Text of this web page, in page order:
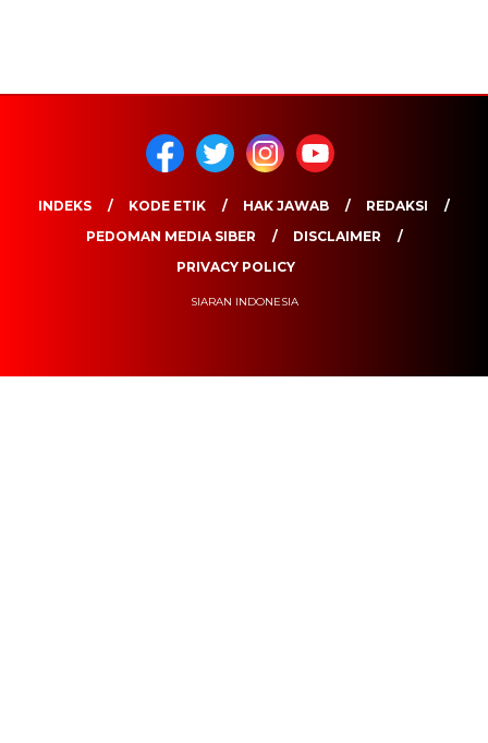
INDEKS KODE ETIK HAK JAWAB
REDAKSI
PEDOMAN MEDIA SIBER
DISCLAIMER
PRIVACY POLICY
SIARAN INDONESIA